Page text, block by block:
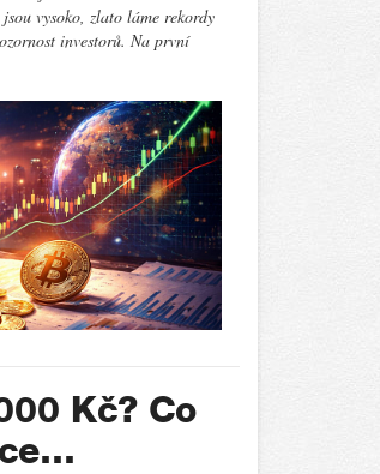
vysoko, zlato láme rekordy
investorů. Na první
Kč? Co